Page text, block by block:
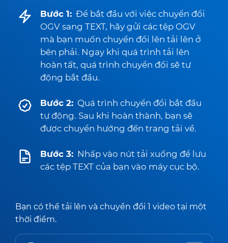
Bước 1: Để bắt đầu với việc chuyển đổi
OGV sang TEXT, hãy gửi các tệp OGV
mà bạn muốn chuyển đổi lên tải lên ở
bên phải. Ngay khi quá trình tải lên
hoàn tất, quá trình chuyển đổi sẽ tự
động bắt đầu.
Bước 2: Quá trình chuyển đổi bắt đầu
tự động. Sau khi hoàn thành, bạn sẽ
được chuyển hướng đến trang tải về.
Bước 3: Nhấp vào nút tải xuống để lưu
các tệp TEXT của bạn vào máy cục bộ.
Bạn có thể tải lên và chuyển đổi 1 video tại một
thời điểm.